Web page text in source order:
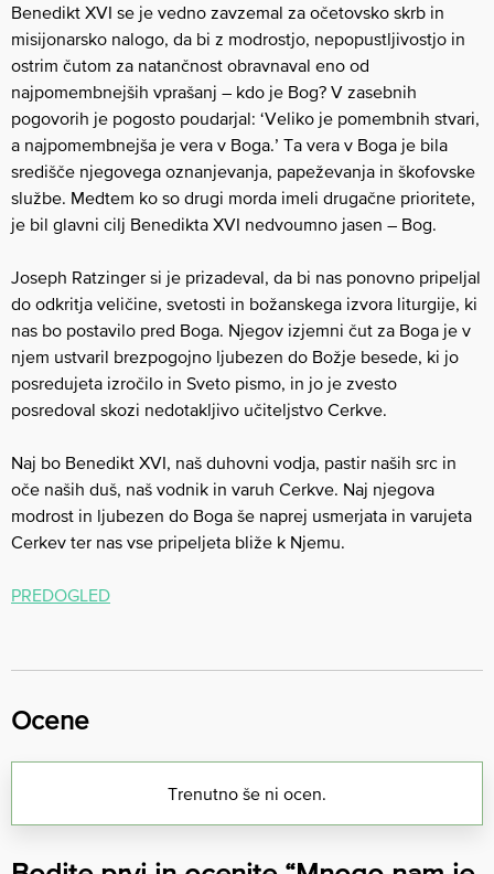
Benedikt XVI se je vedno zavzemal za očetovsko skrb in
misijonarsko nalogo, da bi z modrostjo, nepopustljivostjo in
ostrim čutom za natančnost obravnaval eno od
najpomembnejših vprašanj – kdo je Bog? V zasebnih
pogovorih je pogosto poudarjal: ‘Veliko je pomembnih stvari,
a najpomembnejša je vera v Boga.’ Ta vera v Boga je bila
središče njegovega oznanjevanja, papeževanja in škofovske
službe. Medtem ko so drugi morda imeli drugačne prioritete,
je bil glavni cilj Benedikta XVI nedvoumno jasen – Bog.
Joseph Ratzinger si je prizadeval, da bi nas ponovno pripeljal
do odkritja veličine, svetosti in božanskega izvora liturgije, ki
nas bo postavilo pred Boga. Njegov izjemni čut za Boga je v
njem ustvaril brezpogojno ljubezen do Božje besede, ki jo
posredujeta izročilo in Sveto pismo, in jo je zvesto
posredoval skozi nedotakljivo učiteljstvo Cerkve.
Naj bo Benedikt XVI, naš duhovni vodja, pastir naših src in
oče naših duš, naš vodnik in varuh Cerkve. Naj njegova
modrost in ljubezen do Boga še naprej usmerjata in varujeta
Cerkev ter nas vse pripeljeta bliže k Njemu.
PREDOGLED
Ocene
Trenutno še ni ocen.